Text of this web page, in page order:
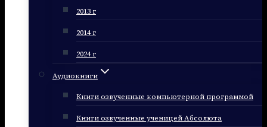
2013 г
2014 г
2024 г
Аудиокниги
Книги озвученные компьютерной программой
Книги озвученные ученицей Абсолюта